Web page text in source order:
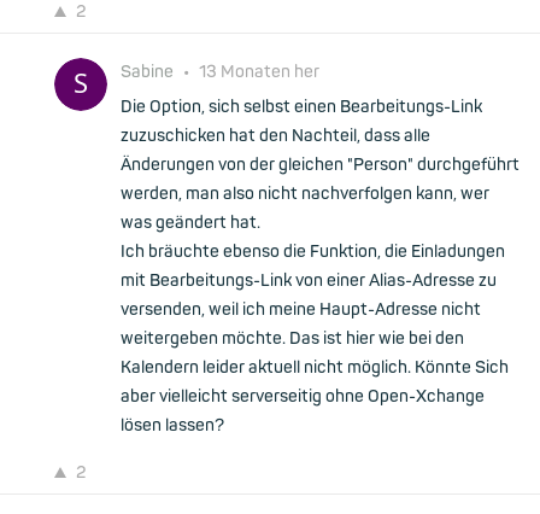
2
Sabine • 13 Monaten her
Die Option, sich selbst einen Bearbeitungs-Link
zuzuschicken hat den Nachteil, dass alle
Änderungen von der gleichen "Person" durchgeführt
werden, man also nicht nachverfolgen kann, wer
was geändert hat.
Ich bräuchte ebenso die Funktion, die Einladungen
mit Bearbeitungs-Link von einer Alias-Adresse zu
versenden, weil ich meine Haupt-Adresse nicht
weitergeben möchte. Das ist hier wie bei den
Kalendern leider aktuell nicht möglich. Könnte Sich
aber vielleicht serverseitig ohne Open-Xchange
lösen lassen?
2